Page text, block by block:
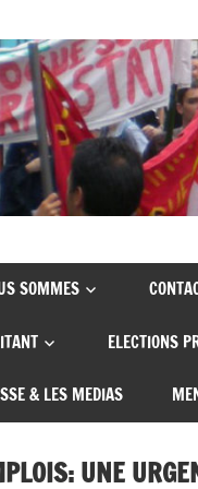
SOMMES
ELECTIONS
& LES MEDIAS
UNE